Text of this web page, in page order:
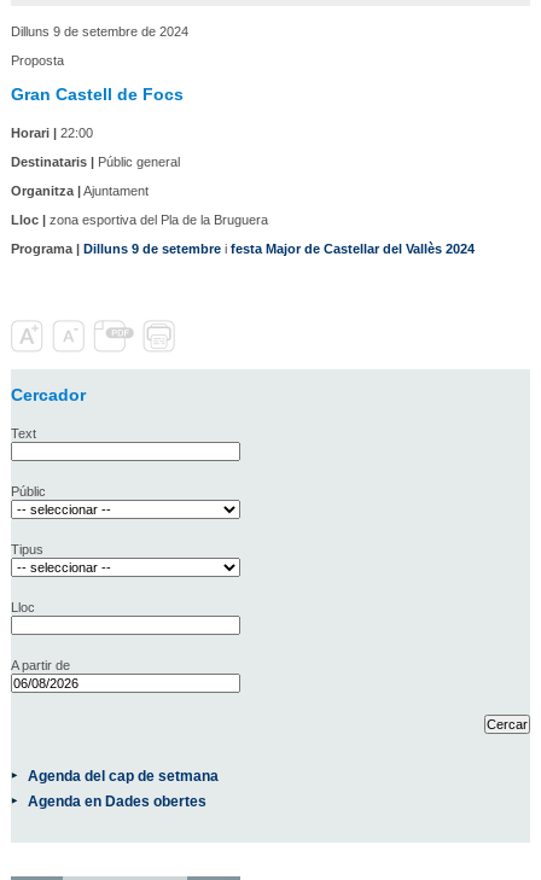
Dilluns 9 de setembre de 2024
Proposta
Gran Castell de Focs
Horari |22:00
Destinataris |Públic general
Organitza |Ajuntament
Lloc |zona esportiva del Pla de la Bruguera
Programa | Dilluns 9 de setembrei festa Major de Castellar del Vallès 2024
Cercador
Text
Públic
Tipus
Lloc
A partir de
Agenda del cap de setmana
Agenda en Dades obertes